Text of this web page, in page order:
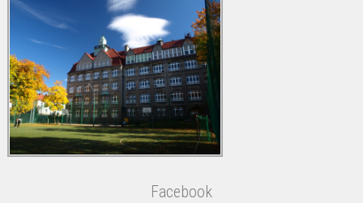
Facebook